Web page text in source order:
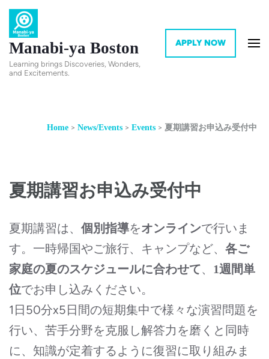
Manabi-ya Boston
Learning brings Discoveries, Wonders,
and Excitements.
APPLY NOW
Home > News/Events > Events > 夏期講習お申込み受付中
夏期講習お申込み受付中
夏期講習は、 個別指導をオンラインで行いま
す。一時帰国やご旅行、キャンプなど、 各ご
家庭の夏のスケジュールに合わせて、 1週間単
位でお申し込みください。
1日50分x5日間の短期集中で様々な演習問題を
行い、苦手分野を克服し解答力を磨くと同時
に、知識が定着するように復習に取り組みま